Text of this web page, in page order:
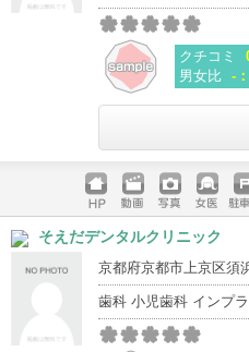
クチコミ
男女比 -
ホームペ
ージ
動画 写真 女医 駐
そえだデンタルクリニック
京都府京都市上京区須
歯科 小児歯科 インプ